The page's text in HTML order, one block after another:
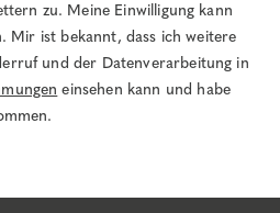
zu. Meine Einwilligung kann
Mir ist bekannt, dass ich weitere
und der Datenverarbeitung in
einsehen kann und habe